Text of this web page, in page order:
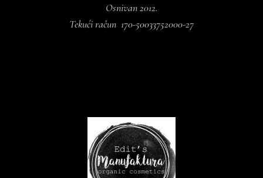
Osnivan 2012.
Tekući račun 170-50033752000-27